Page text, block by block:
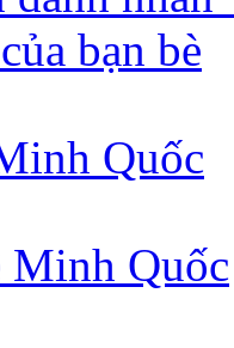
bạn bè
Quốc
Quốc